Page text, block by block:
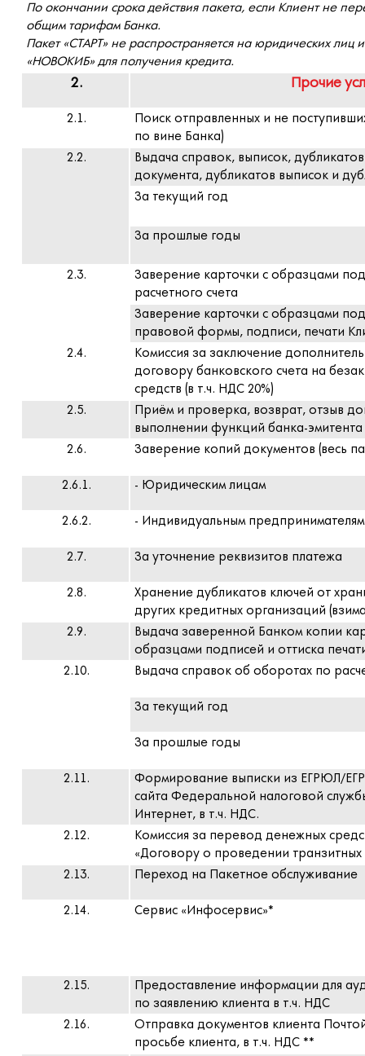
По окончании срока действия пакета, если Клиент не
общим тарифам Банка.
Пакет «СТАРТ» не распространяется на юридических
«НОВОКИБ» для получения кредита.
2. Прочие
2.1.
Поиск отправленных и не
по вине Банка)
2.2.
Выдача справок, выписок,
документа, дубликатов выписок и
За текущий год
За прошлые годы
2.3.
Заверение карточки с образцами
расчетного счета
Заверение карточки с образцами
правовой формы, подписи, печати
2.4.
Комиссия за заключение
договору банковского счета на
средств (в т.ч. НДС 20%)
2.5.
Приём и проверка, возврат, отзыв
выполнении функций банка-
2.6.
Заверение копий документов (весь
2.6.1. - Юридическим лицам
2.6.2. - Индивидуальным предпринимателям
2.7. За уточнение реквизитов платежа
2.8.
Хранение дубликатов ключей от
других кредитных организаций
2.9.
Выдача заверенной Банком копии
образцами подписей и оттиска
2.10.
Выдача справок об оборотах по
За текущий год
За прошлые годы
2.11.
Формирование выписки из ЕГРЮЛ/
сайта Федеральной налоговой
Интернет, в т.ч. НДС.
2.12.
Комиссия за перевод денежных
«Договору о проведении транзитных
2.13.
Переход на Пакетное обслуживание
2.14. Сервис «Инфосервис»*
2.15.
Предоставление информации для
по заявлению клиента в т.ч. НДС
2.16.
Отправка документов клиента
просьбе клиента, в т.ч. НДС **